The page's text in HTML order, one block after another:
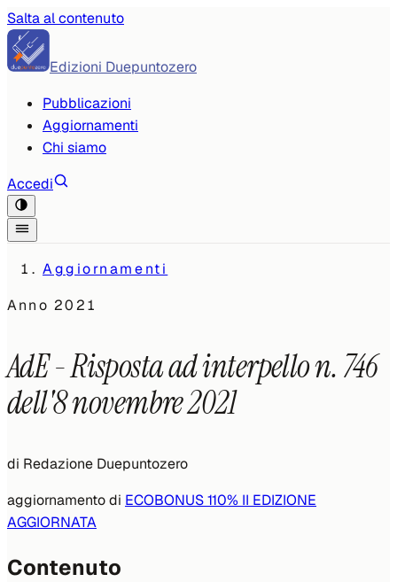
Salta al contenuto
Edizioni Duepuntozero
Pubblicazioni
Aggiornamenti
Chi siamo
Accedi
Aggiornamenti
Anno2021
AdE - Risposta ad interpello n. 746
dell'8 novembre 2021
di Redazione Duepuntozero
aggiornamento di ECOBONUS 110% II EDIZIONE
AGGIORNATA
Contenuto